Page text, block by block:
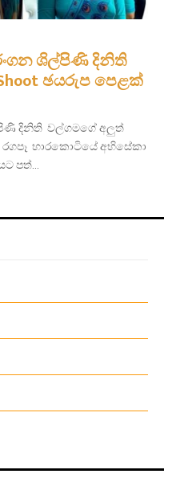
ශිල්පිණි දිනිති
ඡයරුප පෙළක්
දිනිති වල්ගමගේ අලුත්
රගපෑ හාරකොටියේ අභිසේකා
පත්...